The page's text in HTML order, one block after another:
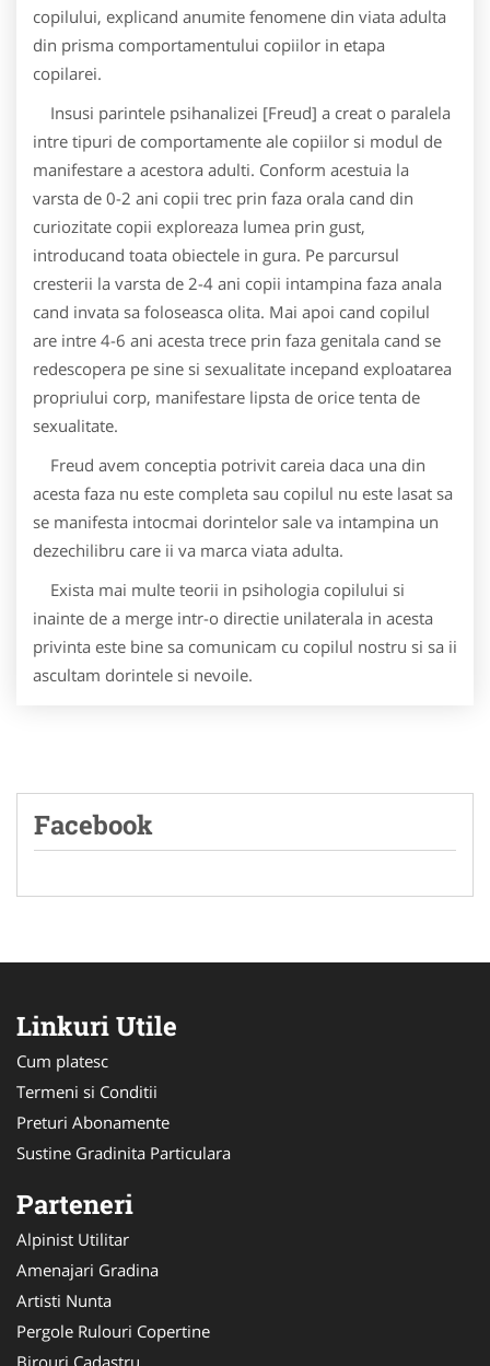
copilului, explicand anumite fenomene din viata adulta
din prisma comportamentului copiilor in etapa
copilarei.
Insusi parintele psihanalizei [Freud] a creat o paralela
intre tipuri de comportamente ale copiilor si modul de
manifestare a acestora adulti. Conform acestuia la
varsta de 0-2 ani copii trec prin faza orala cand din
curiozitate copii exploreaza lumea prin gust,
introducand toata obiectele in gura. Pe parcursul
cresterii la varsta de 2-4 ani copii intampina faza anala
cand invata sa foloseasca olita. Mai apoi cand copilul
are intre 4-6 ani acesta trece prin faza genitala cand se
redescopera pe sine si sexualitate incepand exploatarea
propriului corp, manifestare lipsta de orice tenta de
sexualitate.
Freud avem conceptia potrivit careia daca una din
acesta faza nu este completa sau copilul nu este lasat sa
se manifesta intocmai dorintelor sale va intampina un
dezechilibru care ii va marca viata adulta.
Exista mai multe teorii in psihologia copilului si
inainte de a merge intr-o directie unilaterala in acesta
privinta este bine sa comunicam cu copilul nostru si sa ii
ascultam dorintele si nevoile.
Facebook
Linkuri Utile
Cum platesc
Termeni si Conditii
Preturi Abonamente
Sustine Gradinita Particulara
Parteneri
Alpinist Utilitar
Amenajari Gradina
Artisti Nunta
Pergole Rulouri Copertine
Birouri Cadastru